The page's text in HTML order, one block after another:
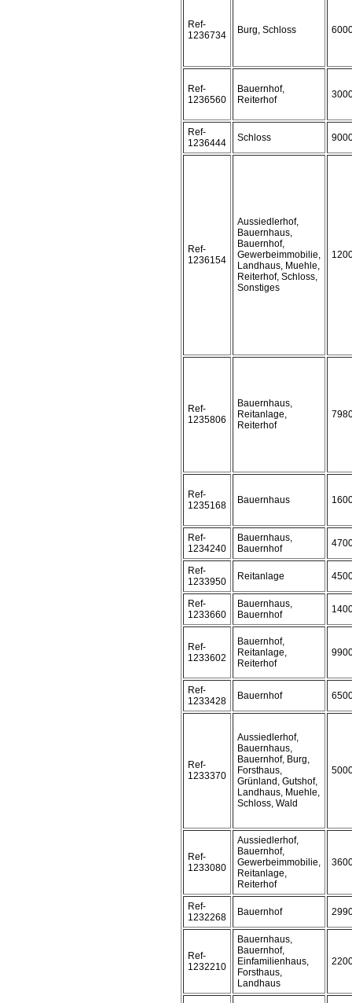
Ref-
1236734
Burg, Schloss
Ref-
1236560
Bauernhof,
Reiterhof
Ref-
1236444
Schloss
Ref-
1236154
Aussiedlerhof,
Bauernhaus,
Bauernhof,
Gewerbeimmobilie,
Landhaus, Muehle,
Reiterhof, Schloss,
Sonstiges
Ref-
1235806
Bauernhaus,
Reitanlage,
Reiterhof
Ref-
1235168
Bauernhaus
Ref-
1234240
Bauernhaus,
Bauernhof
Ref-
1233950
Reitanlage
Ref-
1233660
Bauernhaus,
Bauernhof
Ref-
1233602
Bauernhof,
Reitanlage,
Reiterhof
Ref-
1233428
Bauernhof
Ref-
1233370
Aussiedlerhof,
Bauernhaus,
Bauernhof, Burg,
Forsthaus,
Grünland, Gutshof,
Landhaus, Muehle,
Schloss, Wald
Ref-
1233080
Aussiedlerhof,
Bauernhof,
Gewerbeimmobilie,
Reitanlage,
Reiterhof
Ref-
1232268
Bauernhof
Ref-
1232210
Bauernhaus,
Bauernhof,
Einfamilienhaus,
Forsthaus,
Landhaus